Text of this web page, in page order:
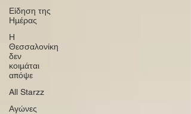
Είδηση της
Ημέρας
Η
Θεσσαλονίκη
δεν
κοιμάται
απόψε
All Starzz
Αγώνες